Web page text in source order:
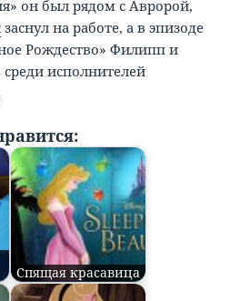
он был рядом с Авророй,
заснул на работе, а в эпизоде
Рождество» Филипп и
исполнителей
Спящая красавица